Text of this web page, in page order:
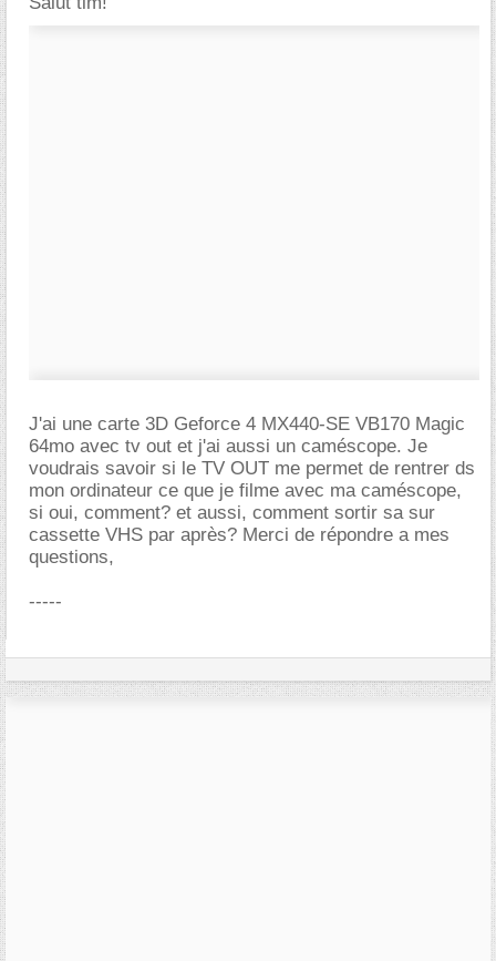
J'ai une carte 3D Geforce 4 MX440-SE VB170 Magic
64mo avec tv out et j'ai aussi un caméscope. Je
voudrais savoir si le TV OUT me permet de rentrer ds
mon ordinateur ce que je filme avec ma caméscope,
si oui, comment? et aussi, comment sortir sa sur
cassette VHS par après? Merci de répondre a mes
questions,
-----